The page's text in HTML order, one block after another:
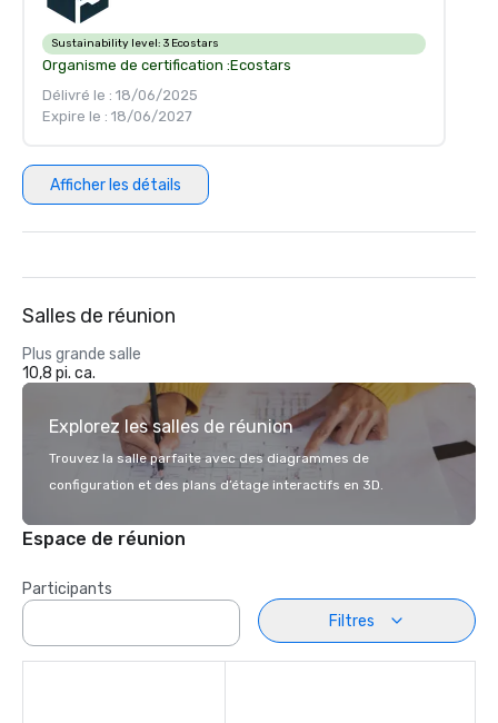
Sustainability level: 3 Ecostars
Organisme de certification :Ecostars
Délivré le : 18/06/2025
Expire le : 18/06/2027
Afficher les détails
Salles de réunion
Plus grande salle
10,8 pi. ca.
Explorez les salles de réunion
Trouvez la salle parfaite avec des diagrammes de
configuration et des plans d’étage interactifs en 3D.
Espace de réunion
Participants
Filtres